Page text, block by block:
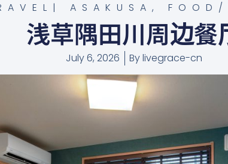
| ASAKUSA , FOOD/
浅草隅田川周边餐
July 6, 2026 Bylivegrace-cn